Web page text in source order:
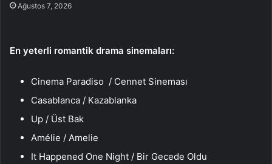
Ağustos 7, 2026
En yeterli romantik drama sinemaları:
Cinema Paradiso / Cennet Sineması
Casablanca / Kazablanka
Up / Üst Bak
Amélie / Amelie
It Happened One Night / Bir Gecede Oldu